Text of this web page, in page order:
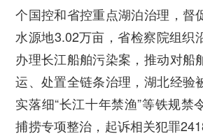
个国控和省控重点湖泊治理，督
水源地3.02万亩，省检察院组织
办理长江船舶污染案，推动对船
运、处置全链条治理，湖北经验
实落细“长江十年禁渔”等铁规禁
捕捞专项整治，起诉相关犯罪